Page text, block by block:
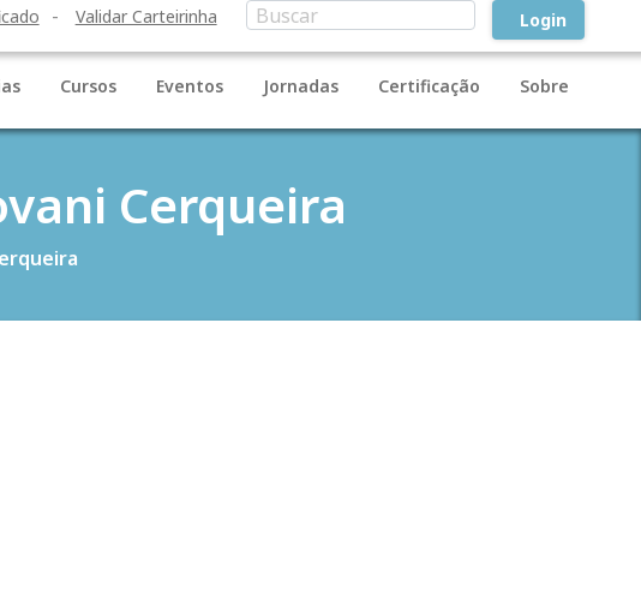
Validar Carteirinha Login
Cursos Eventos Jornadas Certificação Sobre
Cerqueira